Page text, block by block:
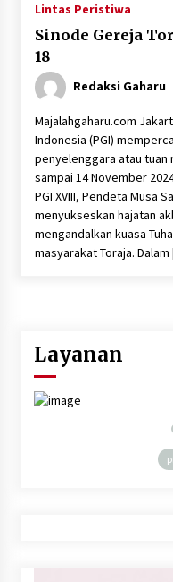
Lintas Peristiwa
Sinode Gereja
18
Redaksi Gaharu
Majalahgaharu.com
Indonesia (PGI)
penyelenggara atau tuan
sampai 14 November
PGI XVIII, Pendeta Musa
menyukseskan hajatan
mengandalkan kuasa
masyarakat Toraja.
Layanan